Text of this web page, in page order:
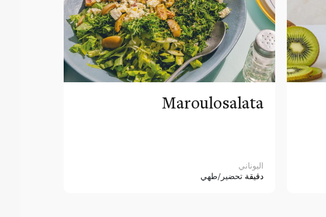
Maroulosalata
اليوناني
دقيقة تحضير/طهي